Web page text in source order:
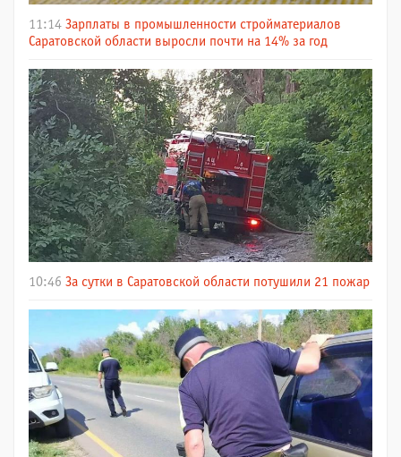
11:14 Зарплаты в промышленности стройматериалов
Саратовской области выросли почти на 14% за год
10:46 За сутки в Саратовской области потушили 21 пожар